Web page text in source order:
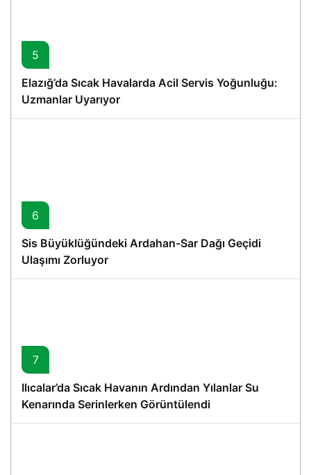
5
Elazığ’da Sıcak Havalarda Acil Servis Yoğunluğu:
Uzmanlar Uyarıyor
6
Sis Büyüklüğündeki Ardahan-Sar Dağı Geçidi
Ulaşımı Zorluyor
7
Ilıcalar’da Sıcak Havanın Ardından Yılanlar Su
Kenarında Serinlerken Görüntülendi